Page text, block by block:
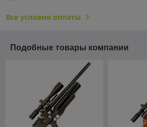
Все условия оплаты
Подобные товары компании